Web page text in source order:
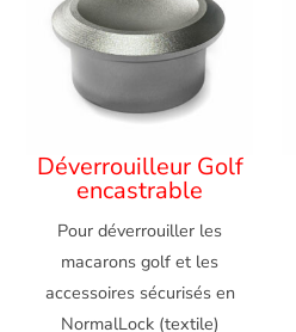
Déverrouilleur Golf
encastrable
Pour déverrouiller les
macarons golf et les
accessoires sécurisés en
NormalLock (textile)